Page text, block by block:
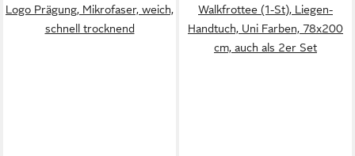
Logo Prägung, Mikrofaser, weich,
schnell trocknend
Walkfrottee (1-St), Liegen-
Handtuch, Uni Farben, 78x200
cm, auch als 2er Set